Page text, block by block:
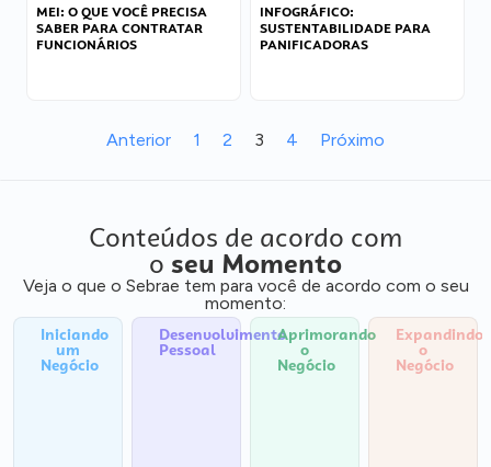
MEI: O QUE VOCÊ PRECISA
SABER PARA CONTRATAR
FUNCIONÁRIOS
INFOGRÁFICO:
SUSTENTABILIDADE PARA
PANIFICADORAS
Anterior 1 2 3 4 Próximo
Conteúdos de acordo com
o seu Momento
Veja o que o Sebrae tem para você de acordo com o seu
momento:
Iniciando
um
Negócio
Desenvolvimento
Pessoal
Aprimorando
o
Negócio
Expandindo
o
Negócio